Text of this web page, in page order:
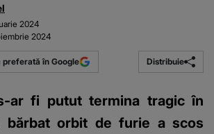
2024
2024
preferată în Google Distribuie
ar fi putut termina tragic în
bărbat orbit de furie a scos